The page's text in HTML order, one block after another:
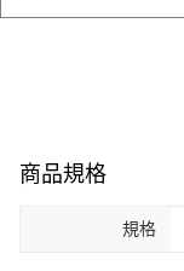
商品規格
規格